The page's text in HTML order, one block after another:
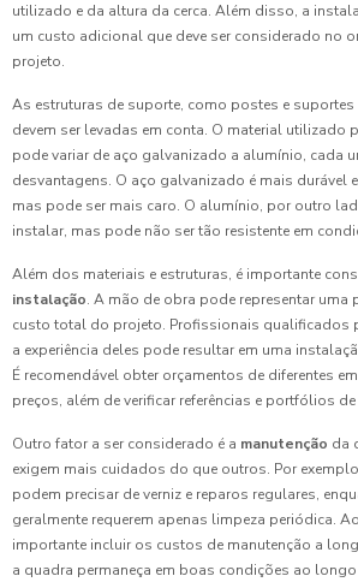
utilizado e da altura da cerca. Além disso, a
um custo adicional que deve ser considerado no
projeto.
As estruturas de suporte, como postes e suportes
devem ser levadas em conta. O material utilizado
pode variar de aço galvanizado a alumínio, cada
desvantagens. O aço galvanizado é mais durável
mas pode ser mais caro. O alumínio, por outro
instalar, mas pode não ser tão resistente em
Além dos materiais e estruturas, é importante
instalação. A mão de obra pode representar uma
custo total do projeto. Profissionais qualificados
a experiência deles pode resultar em uma
É recomendável obter orçamentos de diferentes
preços, além de verificar referências e portfólios
Outro fator a ser considerado é a manutenção da
exigem mais cuidados do que outros. Por
podem precisar de verniz e reparos regulares,
geralmente requerem apenas limpeza periódica.
importante incluir os custos de manutenção a
a quadra permaneça em boas condições ao